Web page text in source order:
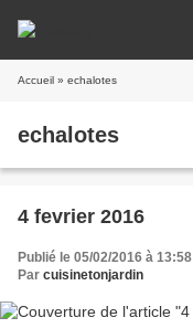
Accueil » echalotes
echalotes
4 fevrier 2016
Publié le 05/02/2016 à 13:58
Par cuisinetonjardin